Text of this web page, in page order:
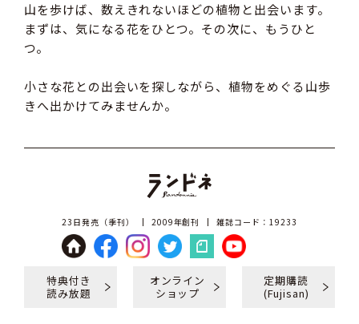
山を歩けば、数えきれないほどの植物と出会います。
まずは、気になる花をひとつ。その次に、もうひと
つ。
小さな花との出会いを探しながら、植物をめぐる山歩
きへ出かけてみませんか。
23日発売（季刊） 2009年創刊 雑誌コード：19233
特典付き
読み放題
オンライン
ショップ
定期購読
(Fujisan)